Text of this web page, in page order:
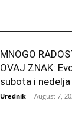
MNOGO
OVAJ ZNAK:
subota i
Urednik - August 7,